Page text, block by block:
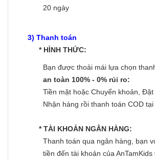
20 ngày
3) Thanh toán
* HÌNH THỨC:
Bạn được thoải mái lựa chọn
an toàn 100% - 0% rủi ro:
Tiền mặt hoặc Chuyển khoản,
Nhận hàng rồi thanh toán COD tại
* TÀI KHOẢN NGÂN HÀNG:
Thanh toán qua ngân hàng, bạn
tiền đến tài khoản của